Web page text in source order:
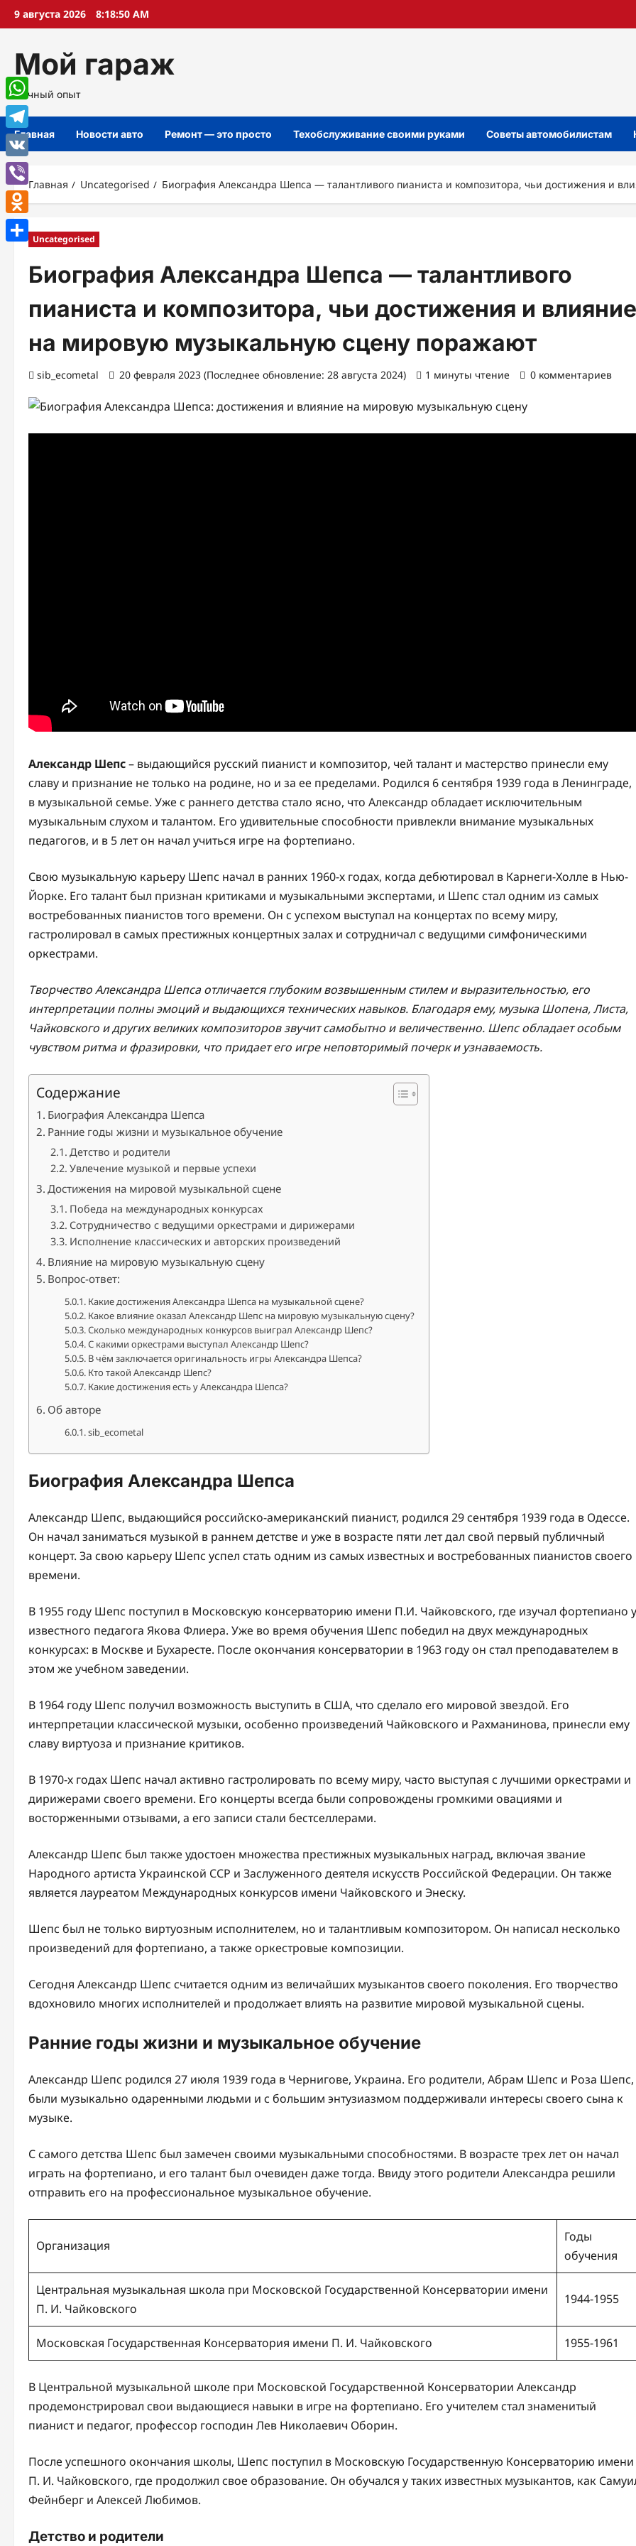
Перейти
9 августа 2026 8:18:51 AM
Мой гараж
Личный опыт
Главная Новости авто Ремонт — это просто Техобслуживание своими руками Советы автомобилистам
Главная Uncategorised Биография Александра Шепса — талантливого пианиста и композитора, чьи достижения и
Uncategorised
Биография Александра Шепса — талантливого
пианиста и композитора, чьи достижения и влияние
на мировую музыкальную сцену поражают
sib_ecometal 20 февраля 2023 (Последнее обновление: 28 августа 2024) 1 минуты чтение 0 комментариев
Александр Шепс– выдающийся русский пианист и композитор, чей талант и мастерство принесли ему
славу и признание не только на родине, но и за ее пределами. Родился 6 сентября 1939 года в Ленинграде,
в музыкальной семье. Уже с раннего детства стало ясно, что Александр обладает исключительным
музыкальным слухом и талантом. Его удивительные способности привлекли внимание музыкальных
педагогов, и в 5 лет он начал учиться игре на фортепиано.
Свою музыкальную карьеру Шепс начал в ранних 1960-х годах, когда дебютировал в Карнеги-Холле в Нью-
Йорке. Его талант был признан критиками и музыкальными экспертами, и Шепс стал одним из самых
востребованных пианистов того времени. Он с успехом выступал на концертах по всему миру,
гастролировал в самых престижных концертных залах и сотрудничал с ведущими симфоническими
оркестрами.
Творчество Александра Шепса отличается глубоким возвышенным стилем и выразительностью, его
интерпретации полны эмоций и выдающихся технических навыков. Благодаря ему, музыка Шопена, Листа,
Чайковского и других великих композиторов звучит самобытно и величественно. Шепс обладает особым
чувством ритма и фразировки, что придает его игре неповторимый почерк и узнаваемость.
Содержание
Биография Александра Шепса
Ранние годы жизни и музыкальное обучение
Детство и родители
Увлечение музыкой и первые успехи
Достижения на мировой музыкальной сцене
Победа на международных конкурсах
Сотрудничество с ведущими оркестрами и дирижерами
Исполнение классических и авторских произведений
Влияние на мировую музыкальную сцену
Вопрос-ответ:
Какие достижения Александра Шепса на музыкальной сцене?
Какое влияние оказал Александр Шепс на мировую музыкальную сцену?
Сколько международных конкурсов выиграл Александр Шепс?
С какими оркестрами выступал Александр Шепс?
В чём заключается оригинальность игры Александра Шепса?
Кто такой Александр Шепс?
Какие достижения есть у Александра Шепса?
Об авторе
sib_ecometal
Биография Александра Шепса
Александр Шепс, выдающийся российско-американский пианист, родился 29 сентября 1939 года в Одессе.
Он начал заниматься музыкой в раннем детстве и уже в возрасте пяти лет дал свой первый публичный
концерт. За свою карьеру Шепс успел стать одним из самых известных и востребованных пианистов своего
времени.
В 1955 году Шепс поступил в Московскую консерваторию имени П.И. Чайковского, где изучал фортепиано у
известного педагога Якова Флиера. Уже во время обучения Шепс победил на двух международных
конкурсах: в Москве и Бухаресте. После окончания консерватории в 1963 году он стал преподавателем в
этом же учебном заведении.
В 1964 году Шепс получил возможность выступить в США, что сделало его мировой звездой. Его
интерпретации классической музыки, особенно произведений Чайковского и Рахманинова, принесли ему
славу виртуоза и признание критиков.
В 1970-х годах Шепс начал активно гастролировать по всему миру, часто выступая с лучшими оркестрами и
дирижерами своего времени. Его концерты всегда были сопровождены громкими овациями и
восторженными отзывами, а его записи стали бестселлерами.
Александр Шепс был также удостоен множества престижных музыкальных наград, включая звание
Народного артиста Украинской ССР и Заслуженного деятеля искусств Российской Федерации. Он также
является лауреатом Международных конкурсов имени Чайковского и Энеску.
Шепс был не только виртуозным исполнителем, но и талантливым композитором. Он написал несколько
произведений для фортепиано, а также оркестровые композиции.
Сегодня Александр Шепс считается одним из величайших музыкантов своего поколения. Его творчество
вдохновило многих исполнителей и продолжает влиять на развитие мировой музыкальной сцены.
Ранние годы жизни и музыкальное обучение
Александр Шепс родился 27 июля 1939 года в Чернигове, Украина. Его родители, Абрам Шепс и Роза Шепс,
были музыкально одаренными людьми и с большим энтузиазмом поддерживали интересы своего сына к
музыке.
С самого детства Шепс был замечен своими музыкальными способностями. В возрасте трех лет он начал
играть на фортепиано, и его талант был очевиден даже тогда. Ввиду этого родители Александра решили
отправить его на профессиональное музыкальное обучение.
Организация
Годы
обучения
Центральная музыкальная школа при Московской Государственной Консерватории имени
П. И. Чайковского
1944-1955
Московская Государственная Консерватория имени П. И. Чайковского 1955-1961
В Центральной музыкальной школе при Московской Государственной Консерватории Александр
продемонстрировал свои выдающиеся навыки в игре на фортепиано. Его учителем стал знаменитый
пианист и педагог, профессор господин Лев Николаевич Оборин.
После успешного окончания школы, Шепс поступил в Московскую Государственную Консерваторию имени
П. И. Чайковского, где продолжил свое образование. Он обучался у таких известных музыкантов, как
Фейнберг и Алексей Любимов.
Детство и родители
WhatsApp
Telegram
VK
Viber
Odnoklassniki